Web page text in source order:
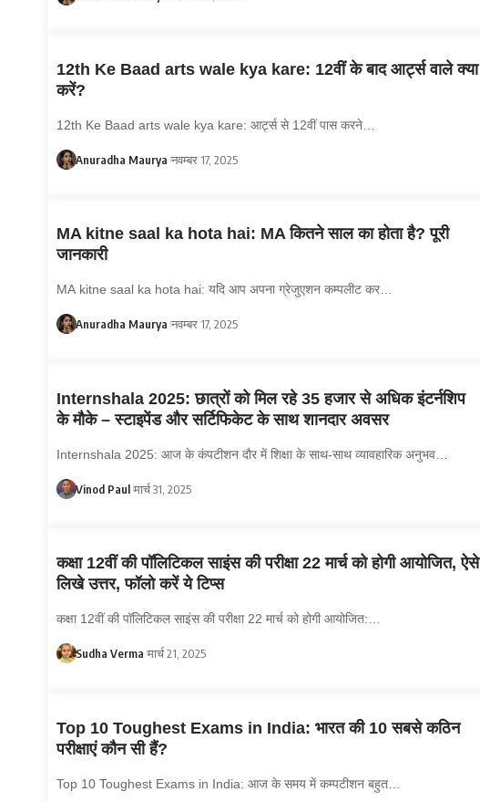
12th Ke Baad arts wale kya kare: 12वीं के बाद आर्ट्स वाले क्या
करें?
12th Ke Baad arts wale kya kare: आर्ट्स से 12वीं पास करने…
Anuradha Maurya नवम्बर 17, 2025
MA kitne saal ka hota hai: MA कितने साल का होता है? पूरी
जानकारी
MA kitne saal ka hota hai: यदि आप अपना ग्रेजुएशन कम्पलीट कर…
Anuradha Maurya नवम्बर 17, 2025
Internshala 2025: छात्रों को मिल रहे 35 हजार से अधिक इंटर्नशिप
के मौके – स्टाइपेंड और सर्टिफिकेट के साथ शानदार अवसर
Internshala 2025: आज के कंपटीशन दौर में शिक्षा के साथ-साथ व्यावहारिक अनुभव…
Vinod Paul मार्च 31, 2025
कक्षा 12वीं की पॉलिटिकल साइंस की परीक्षा 22 मार्च को होगी आयोजित, ऐसे
लिखे उत्तर, फॉलो करें ये टिप्स
कक्षा 12वीं की पॉलिटिकल साइंस की परीक्षा 22 मार्च को होगी आयोजित:…
Sudha Verma मार्च 21, 2025
Top 10 Toughest Exams in India: भारत की 10 सबसे कठिन
परीक्षाएं कौन सी हैं?
Top 10 Toughest Exams in India: आज के समय में कम्पटीशन बहुत…